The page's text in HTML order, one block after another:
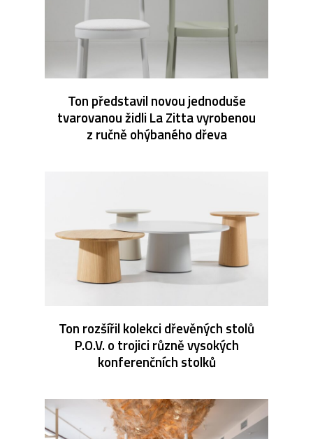
Ton představil novou jednoduše
tvarovanou židli La Zitta vyrobenou
z ručně ohýbaného dřeva
Ton rozšířil kolekci dřevěných stolů
P.O.V. o trojici různě vysokých
konferenčních stolků